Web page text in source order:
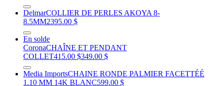
DelmarCOLLIER DE PERLES AKOYA 8-
8.5MM2395.00 $
En solde
CoronaCHAÎNE ET PENDANT
COLLET415.00 $349.00 $
Media ImportsCHAINE RONDE PALMIER FACETTÉÉ
1.10 MM 14K BLANC599.00 $